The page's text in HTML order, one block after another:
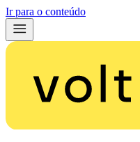
Ir para o conteúdo